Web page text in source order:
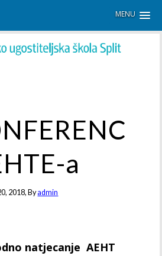
MENU
a
2018, Byadmin
natjecanje AEHT